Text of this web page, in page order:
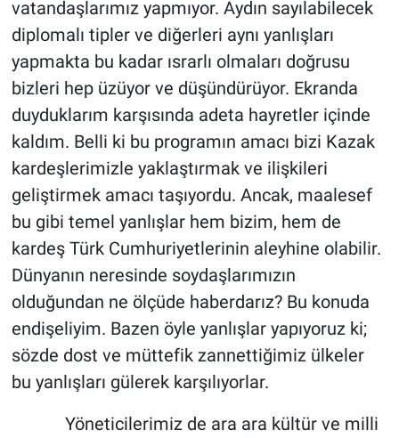
vatandaşlarımız yapmıyor. Aydın sayılabilecek
diplomalı tipler ve diğerleri aynı yanlışları
yapmakta bu kadar ısrarlı olmaları doğrusu
bizleri hep üzüyor ve düşündürüyor. Ekranda
duyduklarım karşısında adeta hayretler içinde
kaldım. Belli ki bu programın amacı bizi Kazak
kardeşlerimizle yaklaştırmak ve ilişkileri
geliştirmek amacı taşıyordu. Ancak, maalesef
bu gibi temel yanlışlar hem bizim, hem de
kardeş Türk Cumhuriyetlerinin aleyhine olabilir.
Dünyanın neresinde soydaşlarımızın
olduğundan ne ölçüde haberdarız? Bu konuda
endişeliyim. Bazen öyle yanlışlar yapıyoruz ki;
sözde dost ve müttefik zannettiğimiz ülkeler
bu yanlışları gülerek karşılıyorlar.
Yöneticilerimiz de ara ara kültür ve milli